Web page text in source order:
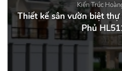
Kiến Trúc
Thiết kế sân vườn biệt
Phủ